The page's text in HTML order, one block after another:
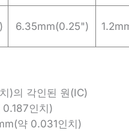
6.35mm(0.25")
)의 각인된 원(IC)
인치)
약 0.031인치)